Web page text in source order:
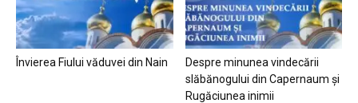
Învierea Fiului văduvei din Nain
Despre minunea vindecării
slăbănogului din Capernaum și
Rugăciunea inimii